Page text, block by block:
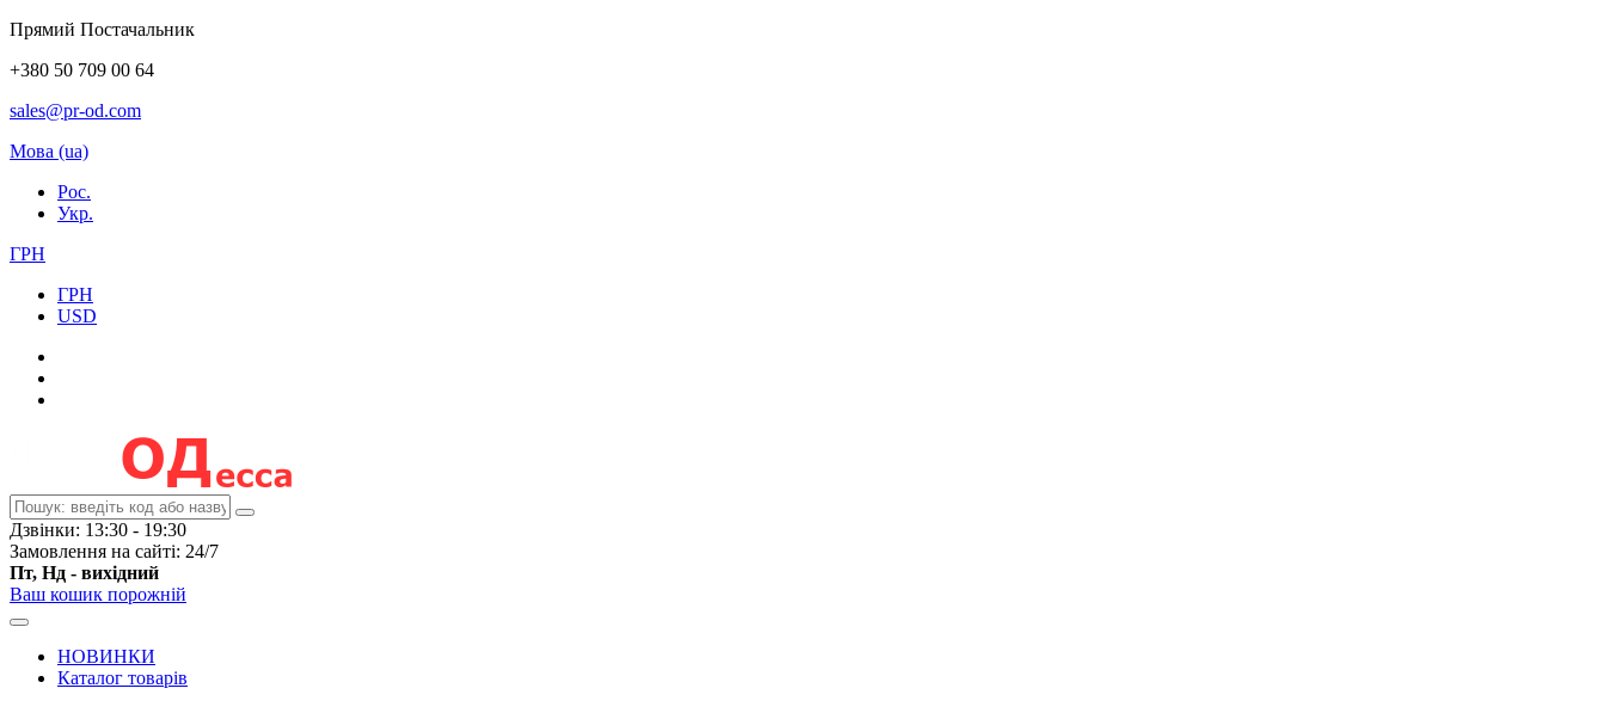
Прямий Постачальник
+380 50 709 00 64
sales@pr-od.com
Мова (ua)
Рос.
Укр.
ГРН
ГРН
USD
Дзвінки: 13:30 - 19:30
Замовлення на сайті: 24/7
Пт, Нд - вихідний
Ваш кошик порожній
НОВИНКИ
Каталог товарів